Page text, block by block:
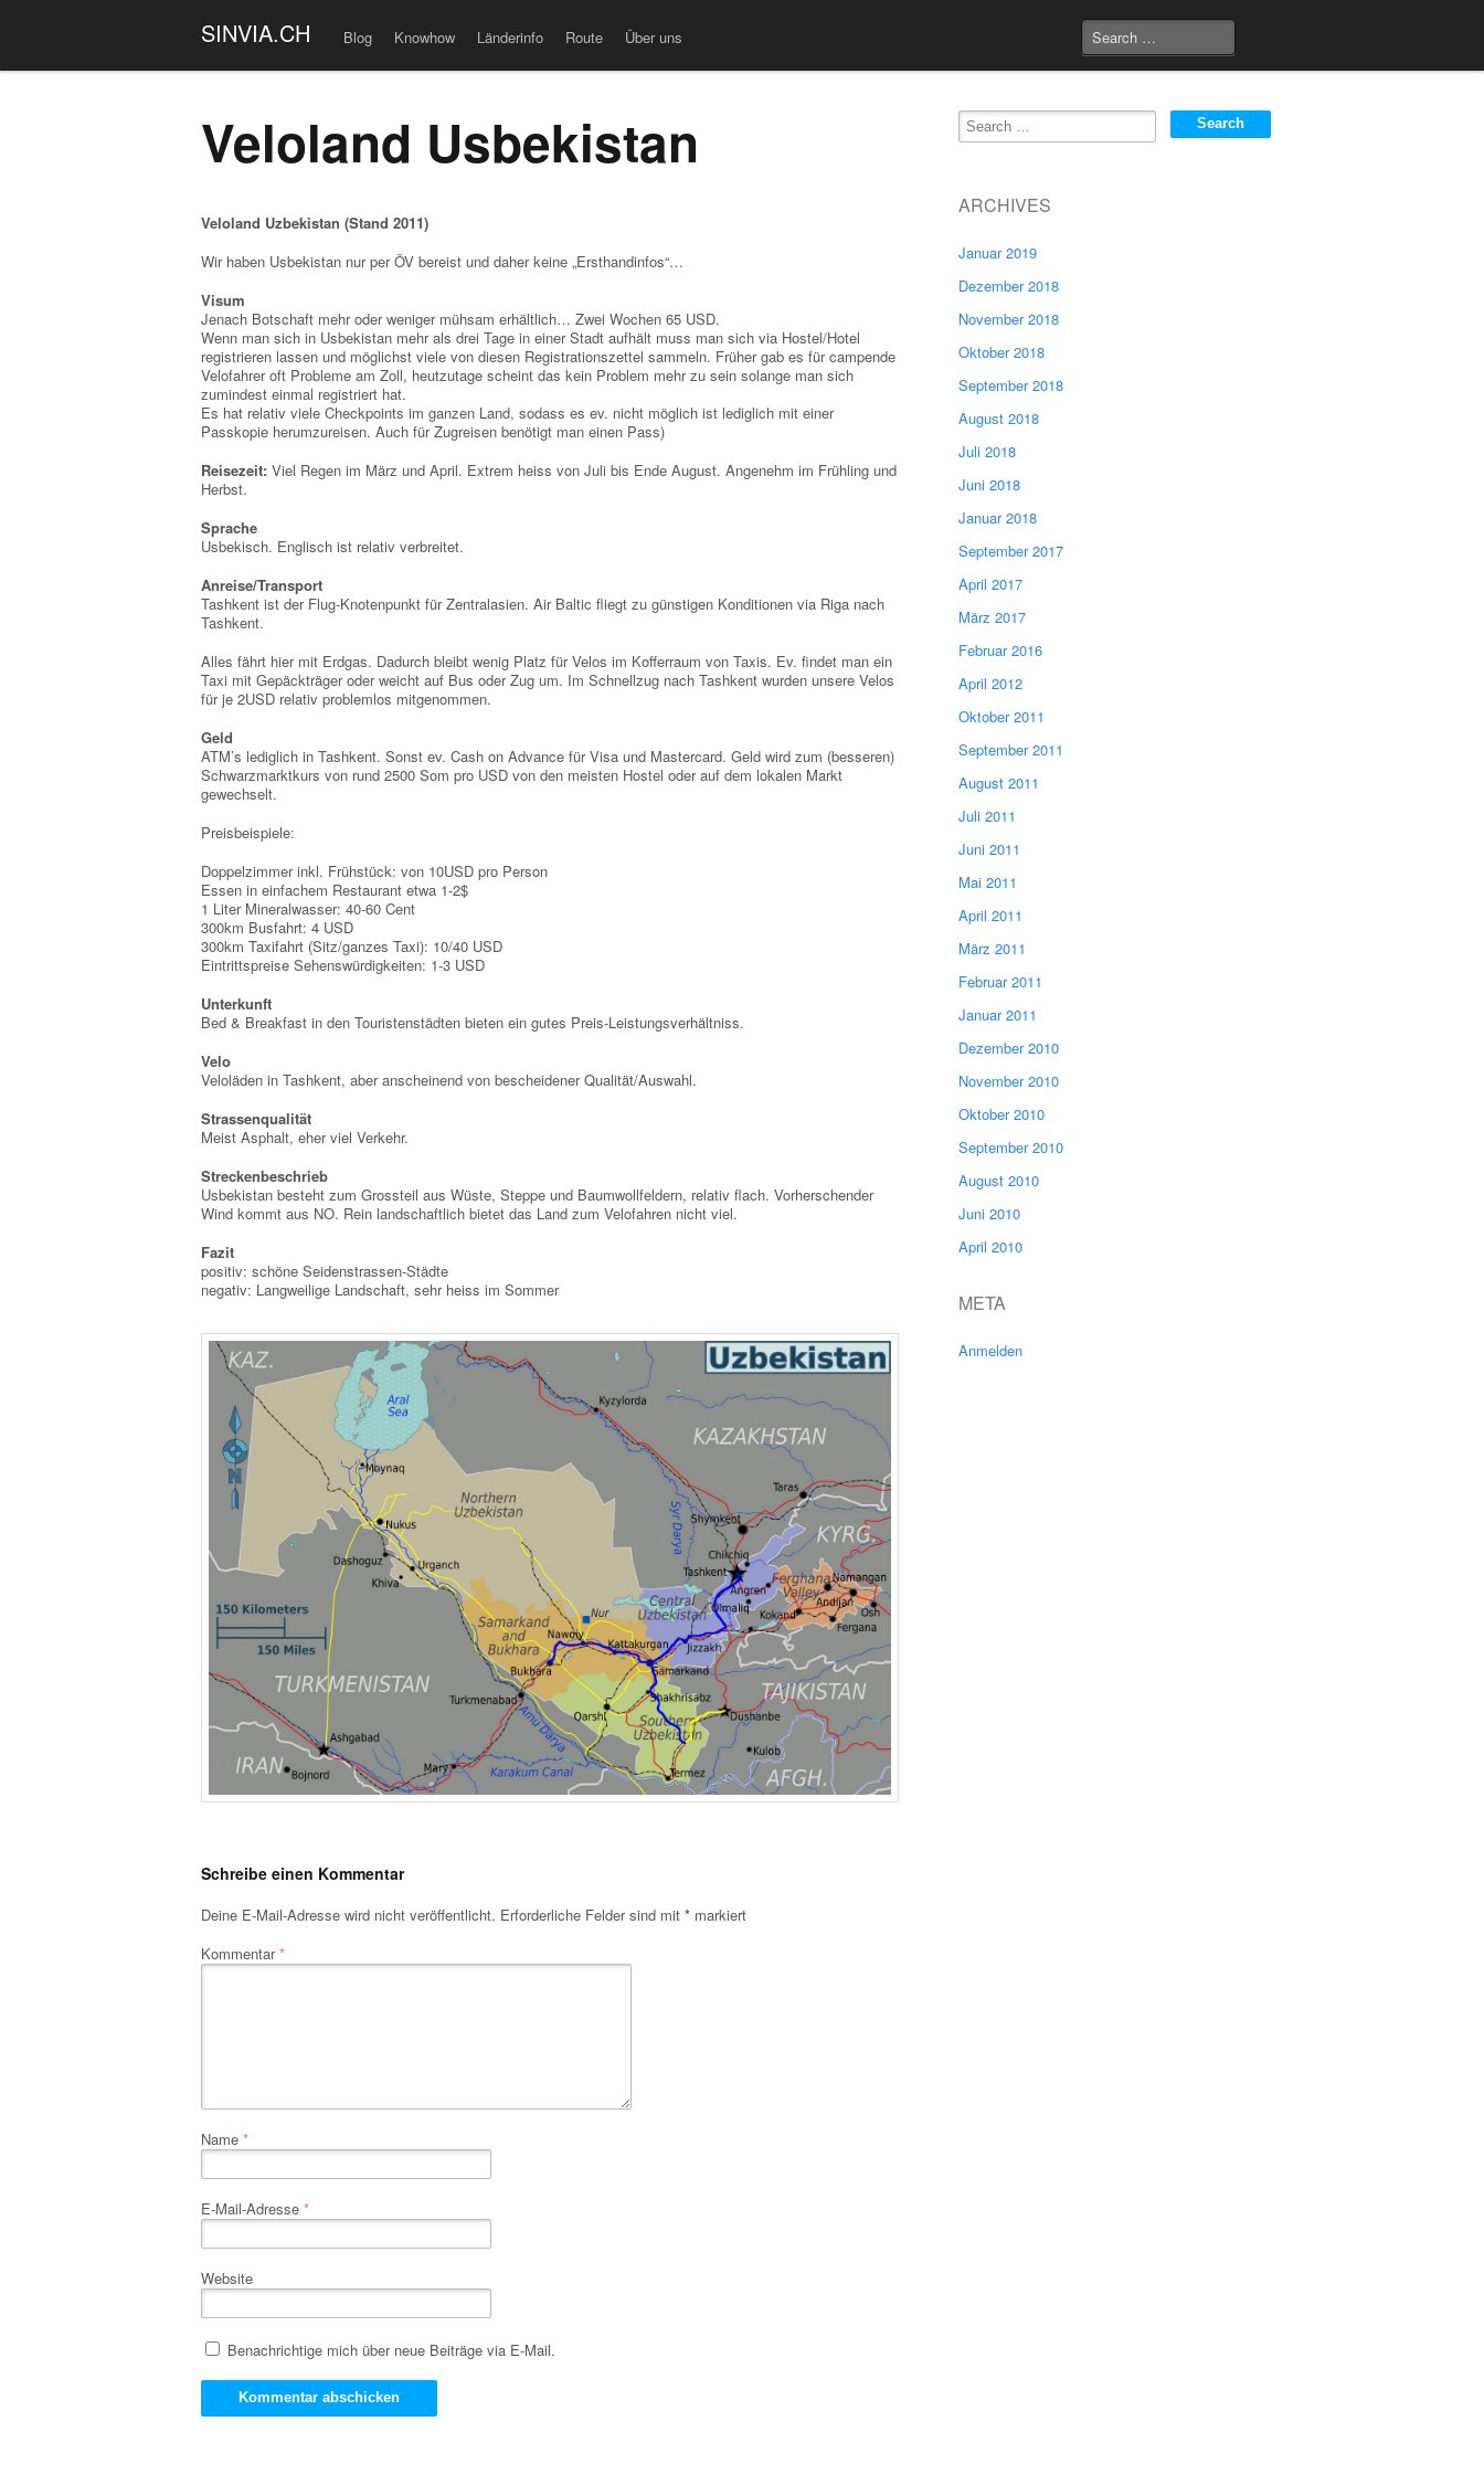
SINVIA.CH Blog Knowhow Länderinfo Route Über uns
Veloland Usbekistan
Veloland Uzbekistan (Stand 2011)
Wir haben Usbekistan nur per ÖV bereist und daher keine „Ersthandinfos“…
Visum
Jenach Botschaft mehr oder weniger mühsam erhältlich… Zwei Wochen 65 USD.
Wenn man sich in Usbekistan mehr als drei Tage in einer Stadt aufhält muss man sich via Hostel/Hotel
registrieren lassen und möglichst viele von diesen Registrationszettel sammeln. Früher gab es für campende
Velofahrer oft Probleme am Zoll, heutzutage scheint das kein Problem mehr zu sein solange man sich
zumindest einmal registriert hat.
Es hat relativ viele Checkpoints im ganzen Land, sodass es ev. nicht möglich ist lediglich mit einer
Passkopie herumzureisen. Auch für Zugreisen benötigt man einen Pass)
Reisezeit: Viel Regen im März und April. Extrem heiss von Juli bis Ende August. Angenehm im Frühling und
Herbst.
Sprache
Usbekisch. Englisch ist relativ verbreitet.
Anreise/Transport
Tashkent ist der Flug-Knotenpunkt für Zentralasien. Air Baltic fliegt zu günstigen Konditionen via Riga nach
Tashkent.
Alles fährt hier mit Erdgas. Dadurch bleibt wenig Platz für Velos im Kofferraum von Taxis. Ev. findet man ein
Taxi mit Gepäckträger oder weicht auf Bus oder Zug um. Im Schnellzug nach Tashkent wurden unsere Velos
für je 2USD relativ problemlos mitgenommen.
Geld
ATM’s lediglich in Tashkent. Sonst ev. Cash on Advance für Visa und Mastercard. Geld wird zum (besseren)
Schwarzmarktkurs von rund 2500 Som pro USD von den meisten Hostel oder auf dem lokalen Markt
gewechselt.
Preisbeispiele:
Doppelzimmer inkl. Frühstück: von 10USD pro Person
Essen in einfachem Restaurant etwa 1-2$
1 Liter Mineralwasser: 40-60 Cent
300km Busfahrt: 4 USD
300km Taxifahrt (Sitz/ganzes Taxi): 10/40 USD
Eintrittspreise Sehenswürdigkeiten: 1-3 USD
Unterkunft
Bed & Breakfast in den Touristenstädten bieten ein gutes Preis-Leistungsverhältniss.
Velo
Veloläden in Tashkent, aber anscheinend von bescheidener Qualität/Auswahl.
Strassenqualität
Meist Asphalt, eher viel Verkehr.
Streckenbeschrieb
Usbekistan besteht zum Grossteil aus Wüste, Steppe und Baumwollfeldern, relativ flach. Vorherschender
Wind kommt aus NO. Rein landschaftlich bietet das Land zum Velofahren nicht viel.
Fazit
positiv: schöne Seidenstrassen-Städte
negativ: Langweilige Landschaft, sehr heiss im Sommer
Schreibe einen Kommentar
Deine E-Mail-Adresse wird nicht veröffentlicht. Erforderliche Felder sind mit * markiert
Kommentar*
Name *
E-Mail-Adresse *
Website
Benachrichtige mich über neue Beiträge via E-Mail.
ARCHIVES
Januar 2019
Dezember 2018
November 2018
Oktober 2018
September 2018
August 2018
Juli 2018
Juni 2018
Januar 2018
September 2017
April 2017
März 2017
Februar 2016
April 2012
Oktober 2011
September 2011
August 2011
Juli 2011
Juni 2011
Mai 2011
April 2011
März 2011
Februar 2011
Januar 2011
Dezember 2010
November 2010
Oktober 2010
September 2010
August 2010
Juni 2010
April 2010
META
Anmelden